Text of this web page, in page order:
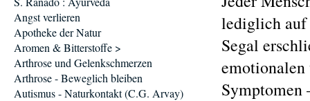
lediglich auf
Segal
emotionalen
Symptomen
Angst verlieren
Apotheke der Natur
Aromen & Bitterstoffe >
Arthrose und Gelenkschmerzen
Arthrose - Beweglich bleiben
Autismus - Naturkontakt (C.G. Arvay)